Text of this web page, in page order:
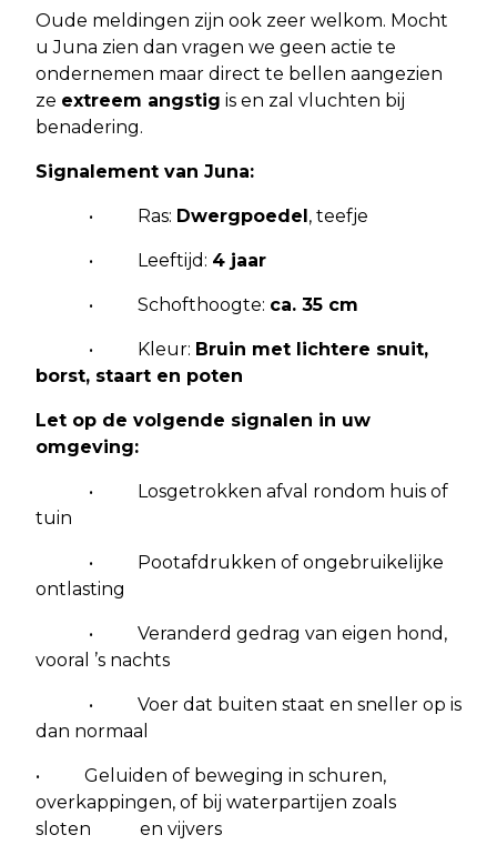
Oude meldingen zijn ook zeer welkom. Mocht
u Juna zien dan vragen we geen actie te
ondernemen maar direct te bellen aangezien
ze extreem angstig is en zal vluchten bij
benadering.
Signalement van Juna:
• Ras: Dwergpoedel , teefje
• Leeftijd: 4 jaar
• Schofthoogte: ca. 35 cm
• Kleur: Bruin met lichtere snuit,
borst, staart en poten
Let op de volgende signalen in uw
omgeving:
• Losgetrokken afval rondom huis of
tuin
• Pootafdrukken of ongebruikelijke
ontlasting
• Veranderd gedrag van eigen hond,
vooral ’s nachts
• Voer dat buiten staat en sneller op is
dan normaal
• Geluiden of beweging in schuren,
overkappingen, of bij waterpartijen zoals
sloten en vijvers